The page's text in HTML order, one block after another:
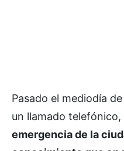
Pasado el mediodía
un llamado telefónico,
emergencia de la